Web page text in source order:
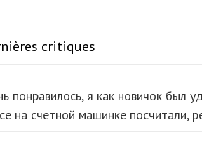
critiques
понравилось, я как новичок был
на счетной машинке посчитали,